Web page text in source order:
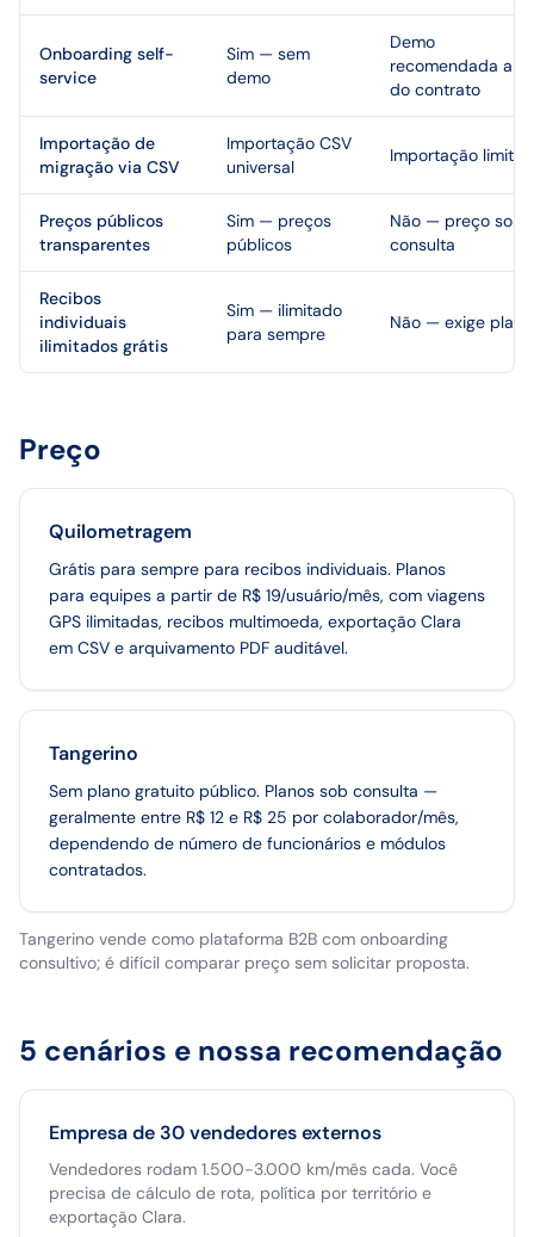
Onboarding self-
service
Sim — sem
demo
Demo
recomendada
do contrato
Importação de
migração via CSV
Importação CSV
universal
Importação
Preços públicos
transparentes
Sim — preços
públicos
Não — preço sob
consulta
Recibos
individuais
ilimitados grátis
Sim — ilimitado
para sempre
Não — exige plano
Preço
Quilometragem
Grátis para sempre para recibos individuais. Planos
para equipes a partir de R$ 19/usuário/mês, com viagens
GPS ilimitadas, recibos multimoeda, exportação Clara
em CSV e arquivamento PDF auditável.
Tangerino
Sem plano gratuito público. Planos sob consulta —
geralmente entre R$ 12 e R$ 25 por colaborador/mês,
dependendo de número de funcionários e módulos
contratados.
Tangerino vende como plataforma B2B com onboarding
consultivo; é difícil comparar preço sem solicitar proposta.
5 cenários e nossa recomendação
Empresa de 30 vendedores externos
Vendedores rodam 1.500-3.000 km/mês cada. Você
precisa de cálculo de rota, política por território e
exportação Clara.